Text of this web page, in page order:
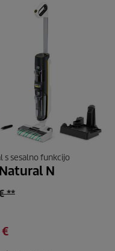
s sesalno funkcijo
N
**